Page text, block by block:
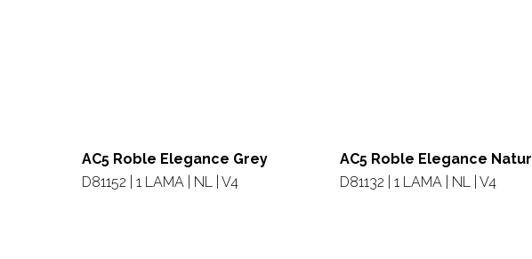
AC5 Roble Elegance Grey
D81152 | 1 LAMA | NL | V4
AC5 Roble Elegance Natur
D81132 | 1 LAMA | NL | V4